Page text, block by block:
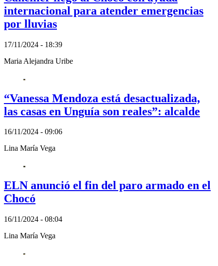
internacional para atender emergencias
por lluvias
17/11/2024 - 18:39
Maria Alejandra Uribe
“Vanessa Mendoza está desactualizada,
las casas en Unguía son reales”: alcalde
16/11/2024 - 09:06
Lina María Vega
ELN anunció el fin del paro armado en el
Chocó
16/11/2024 - 08:04
Lina María Vega